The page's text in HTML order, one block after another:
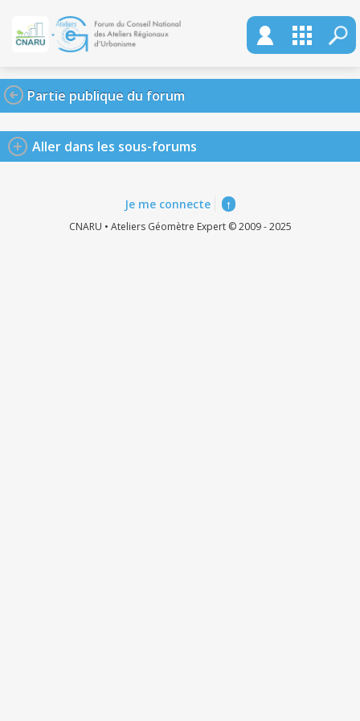
Partie publique du forum
Aller dans les sous-forums
Je me connecte ↑
CNARU • Ateliers Géomètre Expert © 2009 - 2025